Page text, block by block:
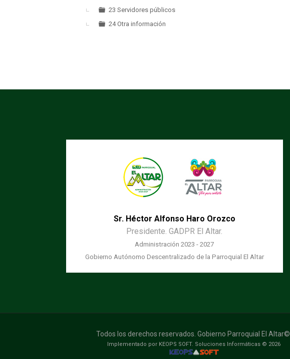
23 Servidores públicos
24 Otra información
Sr. Héctor Alfonso Haro Orozco
Presidente. GADPR El Altar.
Administración 2023 - 2027
Gobierno Autónomo Descentralizado de la Parroquial El Altar
Todos los derechos reservados. Gobierno Parroquial El Altar©.
Implementado por KEOPS SOFT. Soluciones Informáticas © 2026